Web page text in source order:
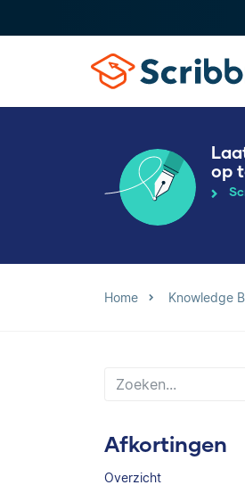
op
Home Knowledge
Afkortingen
Overzicht